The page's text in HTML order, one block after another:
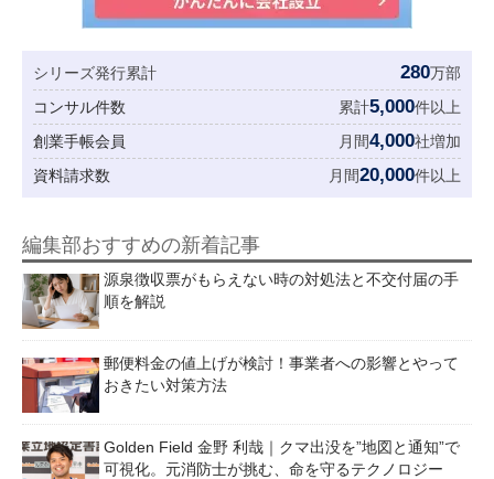
シリーズ発行累計 280万部
コンサル件数
累計5,000件以上
創業手帳会員
月間4,000社増加
資料請求数
月間20,000件以上
編集部おすすめの新着記事
源泉徴収票がもらえない時の対処法と不交付届の手
順を解説
郵便料金の値上げが検討！事業者への影響とやって
おきたい対策方法
Golden Field 金野 利哉｜クマ出没を”地図と通知”で
可視化。元消防士が挑む、命を守るテクノロジー